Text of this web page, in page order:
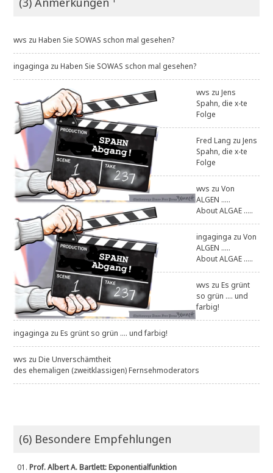
wvs zuHaben Sie SOWAS schon mal gesehen?
ingaginga zuHaben Sie SOWAS schon mal gesehen?
wvs zuJens
Spahn, die x-te
Folge
Fred Lang zuJens
Spahn, die x-te
Folge
wvs zuVon
ALGEN .....
About ALGAE .....
ingaginga zuVon
ALGEN .....
About ALGAE .....
wvs zuEs grünt
so grün .... und
farbig!
ingaginga zuEs grünt so grün .... und farbig!
wvs zuDie Unverschämtheit
des ehemaligen (zweitklassigen) Fernsehmoderators
(6) Besondere Empfehlungen
01.Prof. Albert A. Bartlett: Exponentialfunktion